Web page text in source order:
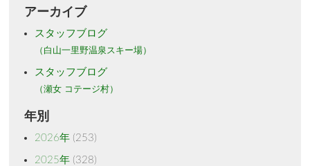
アーカイブ
スタッフブログ
（白山一里野温泉スキー場）
スタッフブログ
（瀬女 コテージ村）
年別
2026年(253)
2025年(328)